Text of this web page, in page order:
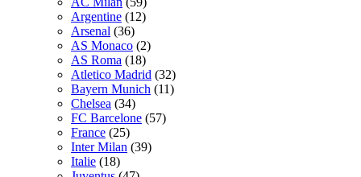
Argentine (12)
Arsenal (36)
AS Monaco (2)
AS Roma (18)
Atletico Madrid (32)
Bayern Munich (11)
Chelsea (34)
FC Barcelone (57)
France (25)
Inter Milan (39)
Italie (18)